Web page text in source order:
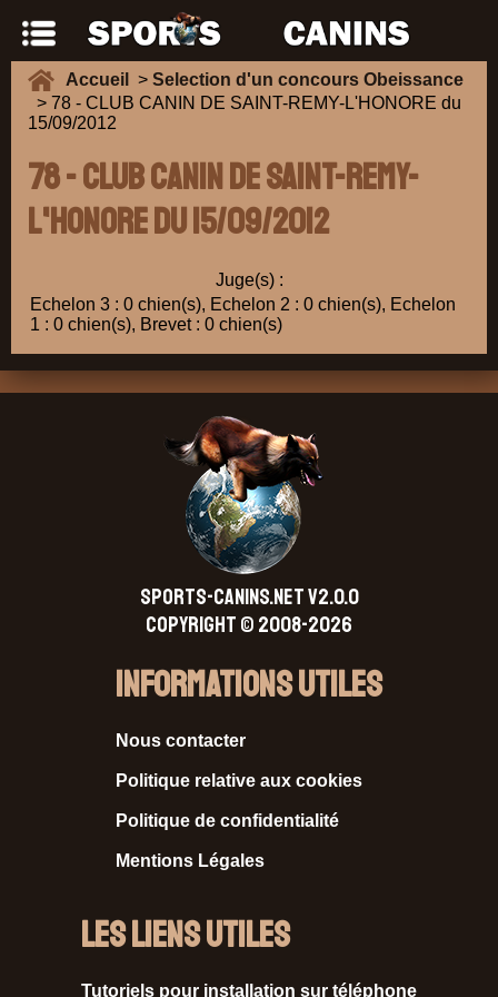
Accueil > Selection d'un concours Obeissance
> 78 - CLUB CANIN DE SAINT-REMY-L'HONORE du
15/09/2012
78 - CLUB CANIN DE SAINT-REMY-
L'HONORE du 15/09/2012
Juge(s) :
Echelon 3 : 0 chien(s), Echelon 2 : 0 chien(s), Echelon
1 : 0 chien(s), Brevet : 0 chien(s)
SPORTS-CANINS.NET V2.0.0
Copyright © 2008-2026
Informations Utiles
Nous contacter
Politique relative aux cookies
Politique de confidentialité
Mentions Légales
Les liens utiles
Tutoriels pour installation sur téléphone